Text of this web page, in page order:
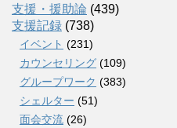
支援・援助論 (439)
支援記録 (738)
イベント (231)
カウンセリング (109)
グループワーク (383)
シェルター (51)
面会交流 (26)